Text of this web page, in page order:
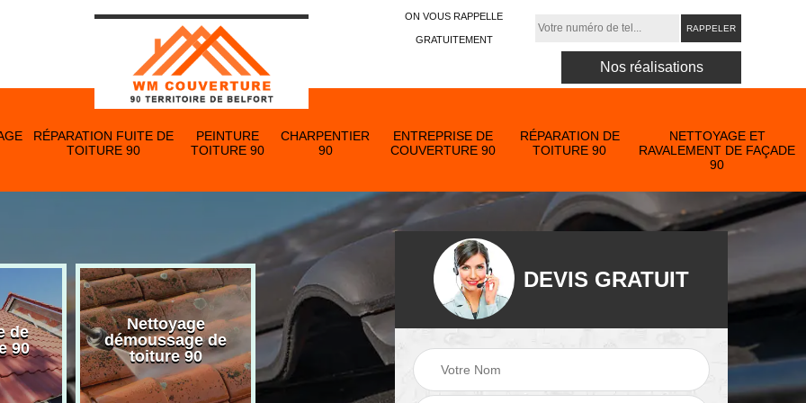
ON VOUS RAPPELLE
GRATUITEMENT
Nos réalisations
RÉPARATION FUITE DE
TOITURE 90
PEINTURE
TOITURE 90
CHARPENTIER
90
ENTREPRISE DE
COUVERTURE 90
RÉPARATION DE
TOITURE 90
NETTOYAGE ET
RAVALEMENT DE FAÇADE
90
de
90
Nettoyage
démoussage de
toiture 90
Nettoyage et pose
de gouttière 90
Peinture toiture 90
DEVIS GRATUIT